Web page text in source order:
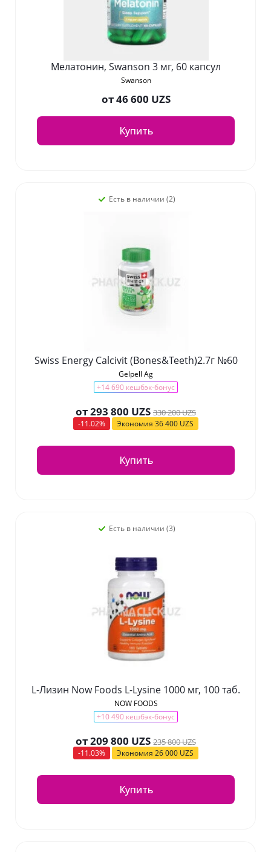
Мелатонин, Swanson 3 мг, 60 капсул
Swanson
от46 600 UZS
Купить
Есть в наличии (2)
Swiss Energy Calcivit (Bones&Teeth)2.7г №60
Gelpell Ag
+14 690 кешбэк-бонус
от293 800 UZS 330 200 UZS
-11.02% Экономия 36 400 UZS
Купить
Есть в наличии (3)
L-Лизин Now Foods L-Lysine 1000 мг, 100 таб.
NOW FOODS
+10 490 кешбэк-бонус
от209 800 UZS 235 800 UZS
-11.03% Экономия 26 000 UZS
Купить